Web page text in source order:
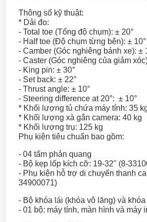
Thông số kỹ thuật:
* Dải đo:
- Total toe (Tổng độ chụm): ± 20°
- Half toe (Độ chụm từng bên): ± 10°
- Camber (Góc nghiêng bánh xe): ±
- Caster (Góc nghiêng của giảm
- King pin: ± 30°
- Set back: ± 22°
- Thrust angle: ± 10°
- Steering difference at 20°: ± 10°
* Khối lượng tủ chứa máy tính: 35
* Khối lượng xà gắn camera: 40 kg
* Khối lượng trụ: 125 kg
Phụ kiện tiêu chuẩn bao gồm:
- 04 tấm phản quang
- Bộ kẹp lốp kích cỡ: 19-32'' (8-
- Phụ kiện hỗ trợ di chuyển thanh
34900071)
- Bộ khóa lái (khóa vô lăng) và
- 01 bộ: máy tính, màn hình và máy